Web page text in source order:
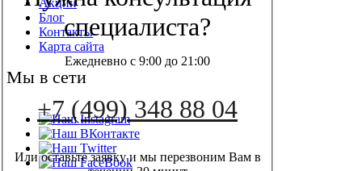
специалиста?
Ежедневно с 9:00 до 21:00
+7 (499) 348 88 04
Или оставьте заявку и мы перезвоним Вам в
Акции
Блог
Контакты
Карта сайта
Мы в сети